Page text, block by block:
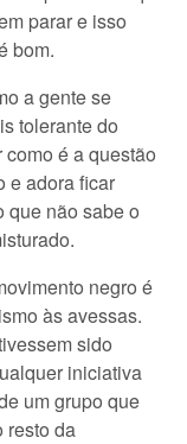
parar e isso
bom.
a gente se
tolerante do
é a questão
e adora ficar
que não sabe o
negro é
às avessas.
sido
iniciativa
um grupo que
resto da